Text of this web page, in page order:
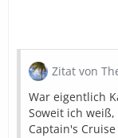
Zitat von
War eigentlich
Soweit ich
Captain's